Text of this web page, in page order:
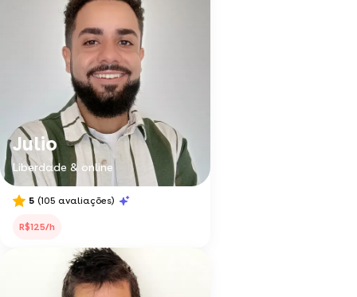
Julio
Liberdade & online
5 (105 avaliações)
R$125/h